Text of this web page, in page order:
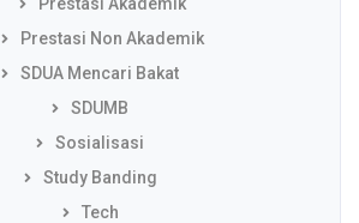
Prestasi Non Akademik
SDUA Mencari Bakat
SDUMB
Sosialisasi
Study Banding
Tech